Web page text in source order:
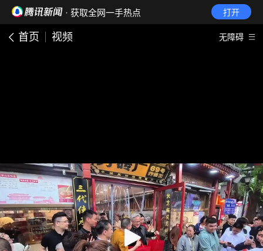
· 获取全网一手热点 打开
首页 视频 无障碍